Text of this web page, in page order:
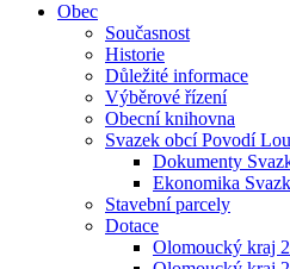
Obec
Současnost
Historie
Důležité informace
Výběrové řízení
Obecní knihovna
Svazek obcí Povodí
Dokumenty
Ekonomika
Stavební parcely
Dotace
Olomoucký kraj